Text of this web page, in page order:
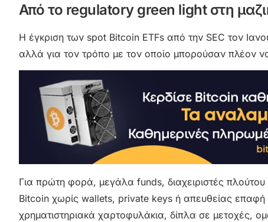
Από το regulatory green light στη
Η έγκριση των spot Bitcoin ETFs από την SEC τον
αλλά για τον τρόπο με τον οποίο μπορούσαν πλέον
Για πρώτη φορά, μεγάλα funds, διαχειριστές
Bitcoin χωρίς wallets, private keys ή απευθείας
χρηματιστηριακά χαρτοφυλάκια, δίπλα σε μετοχές,